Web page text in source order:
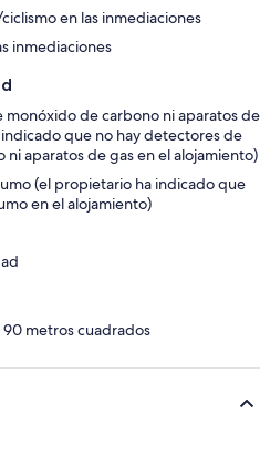
en las inmediaciones
inmediaciones
de carbono ni aparatos de
que no hay detectores de
aparatos de gas en el alojamiento)
(el propietario ha indicado que
en el alojamiento)
metros cuadrados